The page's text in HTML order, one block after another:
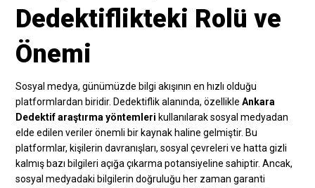
Dedektiflikteki Rolü ve
Önemi
Sosyal medya, günümüzde bilgi akışının en hızlı olduğu
platformlardan biridir. Dedektiflik alanında, özellikleAnkara
Dedektif araştırma yöntemleri kullanılarak sosyal medyadan
elde edilen veriler önemli bir kaynak haline gelmiştir. Bu
platformlar, kişilerin davranışları, sosyal çevreleri ve hatta gizli
kalmış bazı bilgileri açığa çıkarma potansiyeline sahiptir. Ancak,
sosyal medyadaki bilgilerin doğruluğu her zaman garanti